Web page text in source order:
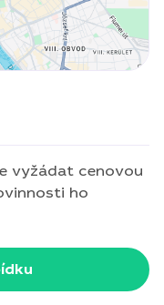
vyžádat cenovou
ho